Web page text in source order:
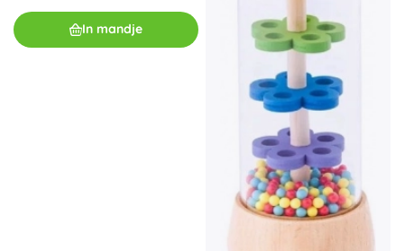
In mandje